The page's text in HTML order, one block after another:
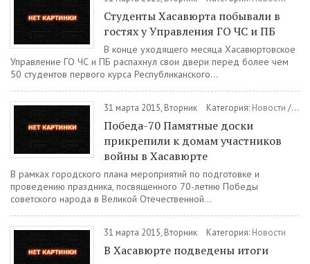
Студенты Хасавюрта побывали в
гостях у Управления ГО ЧС и ПБ
В конце уходящего месяца Хасавюртовское
Управление ГО ЧС и ПБ распахнул свои двери перед более чем
50 студентов первого курса Республиканского...
31 марта 2015, Вторник Категория: Новости /
Победа-70 Памятные доски
прикрепили к домам участников
войны в Хасавюрте
В рамках городского плана мероприятий по подготовке и
проведению праздника, посвященного 70-летию Победы
советского народа в Великой Отечественной...
31 марта 2015, Вторник Категория: Новости
В Хасавюрте подведены итоги